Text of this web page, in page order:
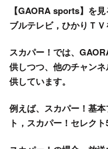
【GAORA sports】を
ブルテレビ，ひかりＴＶ
スカパー！では、
供しつつ、他のチャン
供しています。
例えば、スカパー！基
ト，スカパー！セレクト